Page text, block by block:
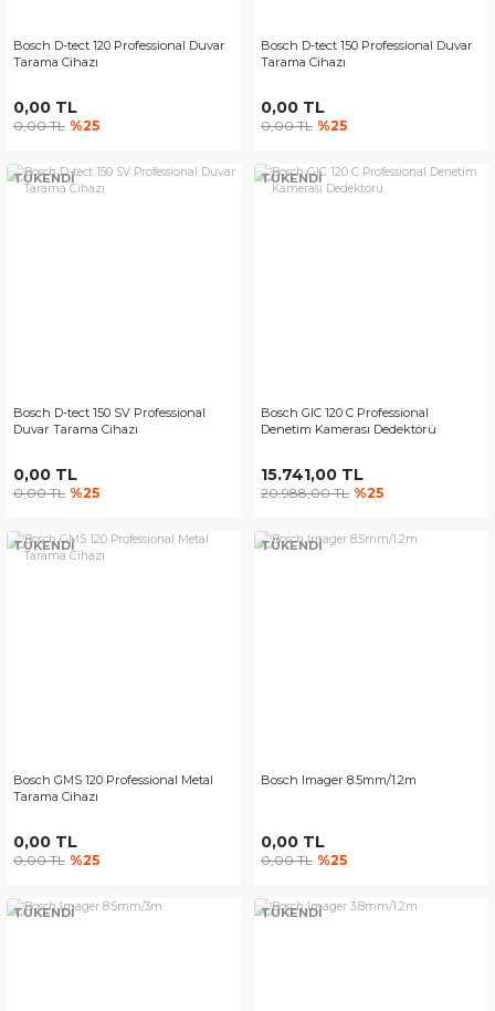
Bosch D-tect 120 Professional Duvar
Tarama Cihazı
0,00 TL
0,00 TL %25
Bosch D-tect 150 Professional Duvar
Tarama Cihazı
0,00 TL
0,00 TL %25
TÜKENDİ
Bosch D-tect 150 SV Professional
Duvar Tarama Cihazı
0,00 TL
0,00 TL %25
TÜKENDİ
Bosch GIC 120 C Professional
Denetim Kamerası Dedektörü
15.741,00 TL
20.988,00 TL %25
TÜKENDİ
Bosch GMS 120 Professional Metal
Tarama Cihazı
0,00 TL
0,00 TL %25
TÜKENDİ
Bosch Imager 8.5mm/1.2m
0,00 TL
0,00 TL %25
TÜKENDİ TÜKENDİ